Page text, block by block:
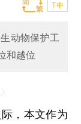
T中
动物保护工
和越位
，本文作为